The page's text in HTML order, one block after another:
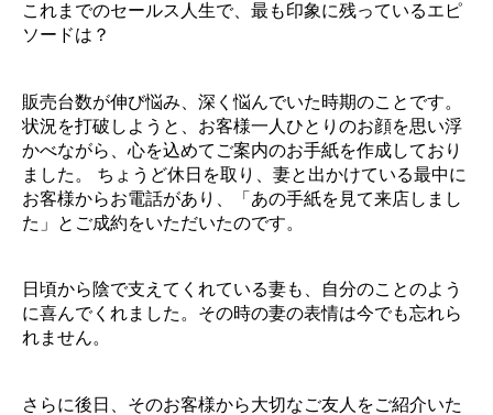
これまでのセールス人生で、最も印象に残っているエピ
ソードは？
販売台数が伸び悩み、深く悩んでいた時期のことです。
状況を打破しようと、お客様一人ひとりのお顔を思い浮
かべながら、心を込めてご案内のお手紙を作成しており
ました。 ちょうど休日を取り、妻と出かけている最中に
お客様からお電話があり、「あの手紙を見て来店しまし
た」とご成約をいただいたのです。
日頃から陰で支えてくれている妻も、自分のことのよう
に喜んでくれました。その時の妻の表情は今でも忘れら
れません。
さらに後日、そのお客様から大切なご友人をご紹介いた